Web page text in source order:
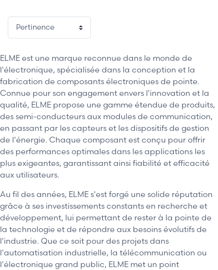
ELME est une marque reconnue dans le monde de
l'électronique, spécialisée dans la conception et la
fabrication de composants électroniques de pointe.
Connue pour son engagement envers l'innovation et la
qualité, ELME propose une gamme étendue de produits,
des semi-conducteurs aux modules de communication,
en passant par les capteurs et les dispositifs de gestion
de l'énergie. Chaque composant est conçu pour offrir
des performances optimales dans les applications les
plus exigeantes, garantissant ainsi fiabilité et efficacité
aux utilisateurs.
Au fil des années, ELME s'est forgé une solide réputation
grâce à ses investissements constants en recherche et
développement, lui permettant de rester à la pointe de
la technologie et de répondre aux besoins évolutifs de
l'industrie. Que ce soit pour des projets dans
l'automatisation industrielle, la télécommunication ou
l'électronique grand public, ELME met un point